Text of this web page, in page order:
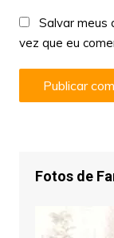
Salvar meus
vez que eu
Fotos de